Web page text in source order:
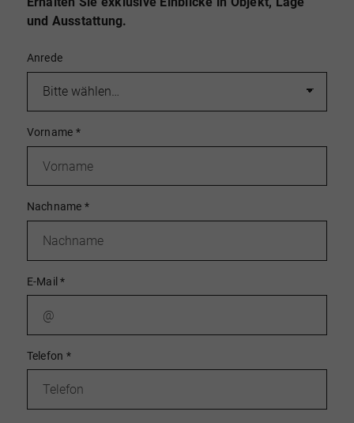
und Ausstattung.
Anrede
Vorname *
Nachname *
E-Mail*
Telefon *